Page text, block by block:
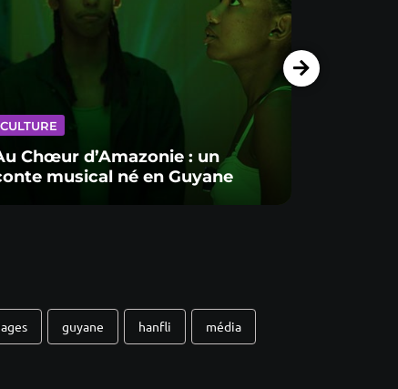
CULTURE
Chœur d’Amazonie : un
musical né en Guyane
guyane hanfli média